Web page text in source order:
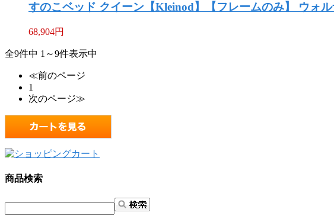
すのこベッド クイーン【Kleinod】【フレームのみ】 ウォ
68,904円
全9件中 1～9件表示中
≪前のページ
1
次のページ≫
商品検索